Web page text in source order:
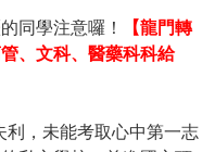
同學注意囉！
【龍門轉
、文科、醫藥科科給
利，未能考取心中第一志